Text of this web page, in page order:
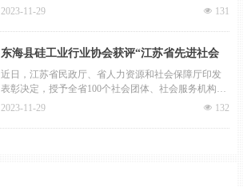
基金会“江苏省先进社会组织”称号，东海硅工业行业协
넶 131
2023-11-29
东海县硅工业行业协会获评“江苏省先进社会
组织”
近日，江苏省民政厅、省人力资源和社会保障厅印发
表彰决定，授予全省100个社会团体、社会服务机构和
基金会“江苏省先进社会组织”称号，东海硅工业行业协
넶 132
2023-11-29